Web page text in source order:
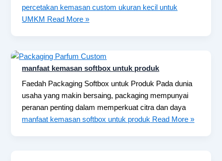
percetakan kemasan custom ukuran kecil untuk
UMKM Read More »
manfaat kemasan softbox untuk produk
Faedah Packaging Softbox untuk Produk Pada dunia
usaha yang makin bersaing, packaging mempunyai
peranan penting dalam memperkuat citra dan daya
manfaat kemasan softbox untuk produk Read More »